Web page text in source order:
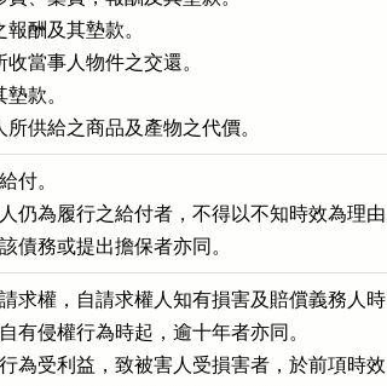
酬及其墊款。
當事人物件之交還。
款。
供給之商品及產物之代價。
付。
仍為履行之給付者，不得以不知時效為理由
債務或提出擔保者亦同。
求權，自請求權人知有損害及賠償義務人時
有侵權行為時起，逾十年者亦同。
為受利益，致被害人受損害者，於前項時效